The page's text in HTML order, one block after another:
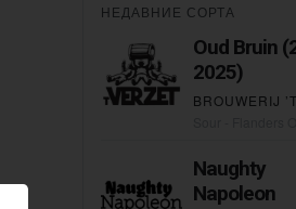
НЕДАВНИЕ СОРТА
Oud Bruin
2025)
Naughty
Napoleon